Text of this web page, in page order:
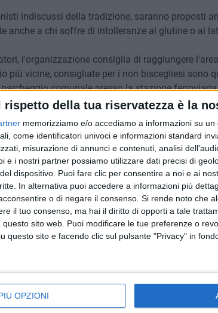
rispetto della tua riservatezza è la
memorizziamo e/o accediamo a informazioni su
come identificatori univoci e informazioni standard
misurazione di annunci e contenuti, analisi
e i nostri partner possiamo utilizzare dati precisi di
dispositivo. Puoi fare clic per consentire a noi e ai
In alternativa puoi accedere a informazioni più
o di negare il consenso. Si rende noto che
il tuo consenso, ma hai il diritto di opporti a tale
sito web. Puoi modificare le tue preferenze o
questo sito e facendo clic sul pulsante "Privacy" in
OPZIONI
indiscussi della tradizione, saranno proposti
anche a chi soffre di intolleranze al glutine o al
l'organizzazione consiglia di raggiungere
più vicine, consigliate per i non biscegliesi sono
comunale presso la stazione ferroviaria,
nel centro cittadino prima di arrivare al porto.
ai residenti a lasciare l'auto a casa per
Pasticcerie Storiche "Il Sospiro di
progettuale di Sergio Salerno, che riunisce
Acquafredda, Bar Ghiottonerie, Pasticceria
perde
Agricoltura, al via la
delle segnalazioni di danni